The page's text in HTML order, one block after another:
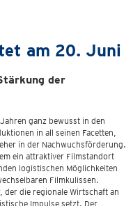
am 20. Juni
der
ganz bewusst in den
in all seinen Facetten,
in der Nachwuchsförderung.
ein attraktiver Filmstandort
logistischen Möglichkeiten
Filmkulissen.
die regionale Wirtschaft an
Impulse setzt. Der